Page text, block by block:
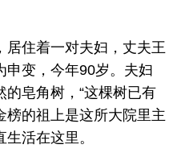
住着一对夫妇，丈夫王
申变，今年90岁。夫妇
皂角树，“这棵树已有
榜的祖上是这所大院里主
活在这里。